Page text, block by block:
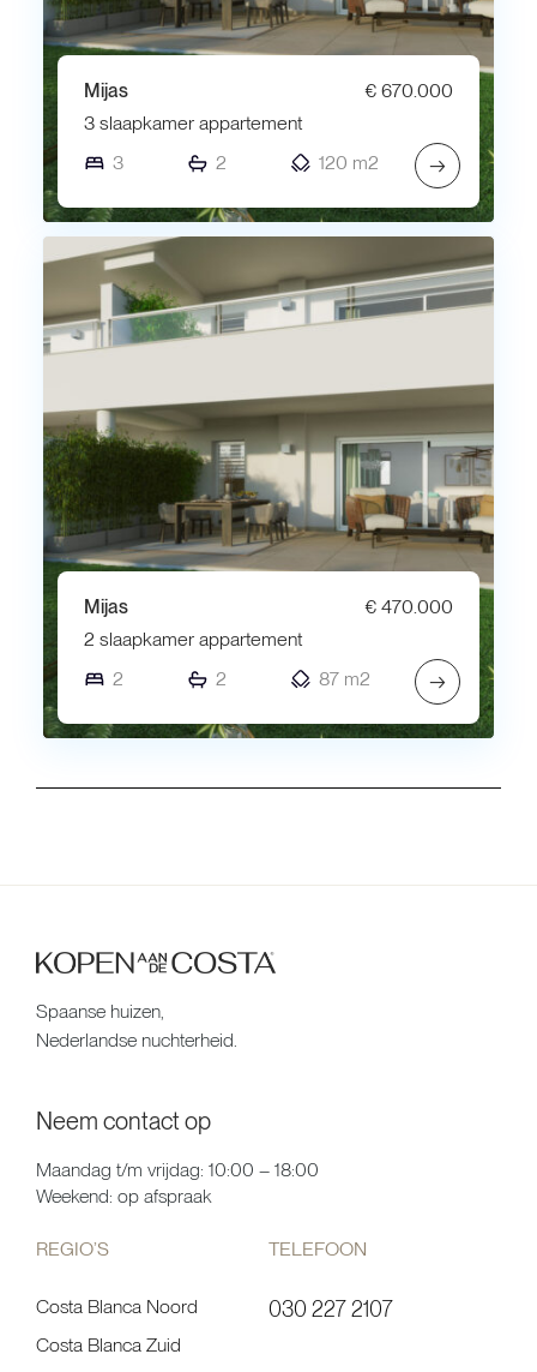
Mijas
€ 670.000
3 slaapkamer appartement
3
2 120 m2 →
Mijas
€ 470.000
2 slaapkamer appartement
2
2 87 m2 →
Spaanse huizen,
Nederlandse nuchterheid.
Neem contact op
Maandag t/m vrijdag: 10:00 – 18:00
Weekend: op afspraak
REGIO’S
Costa Blanca Noord
Costa Blanca Zuid
TELEFOON
030 227 2107